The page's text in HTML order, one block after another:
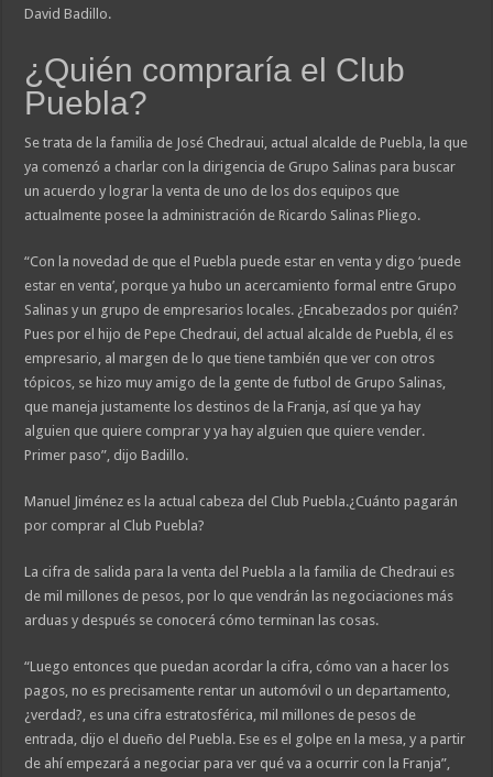
David Badillo.
¿Quién compraría el Club
Puebla?
Se trata de la familia de José Chedraui, actual alcalde de Puebla, la que
ya comenzó a charlar con la dirigencia de Grupo Salinas para buscar
un acuerdo y lograr la venta de uno de los dos equipos que
actualmente posee la administración de Ricardo Salinas Pliego.
“Con la novedad de que el Puebla puede estar en venta y digo ‘puede
estar en venta’, porque ya hubo un acercamiento formal entre Grupo
Salinas y un grupo de empresarios locales. ¿Encabezados por quién?
Pues por el hijo de Pepe Chedraui, del actual alcalde de Puebla, él es
empresario, al margen de lo que tiene también que ver con otros
tópicos, se hizo muy amigo de la gente de futbol de Grupo Salinas,
que maneja justamente los destinos de la Franja, así que ya hay
alguien que quiere comprar y ya hay alguien que quiere vender.
Primer paso”, dijo Badillo.
Manuel Jiménez es la actual cabeza del Club Puebla.¿Cuánto pagarán
por comprar al Club Puebla?
La cifra de salida para la venta del Puebla a la familia de Chedraui es
de mil millones de pesos, por lo que vendrán las negociaciones más
arduas y después se conocerá cómo terminan las cosas.
“Luego entonces que puedan acordar la cifra, cómo van a hacer los
pagos, no es precisamente rentar un automóvil o un departamento,
¿verdad?, es una cifra estratosférica, mil millones de pesos de
entrada, dijo el dueño del Puebla. Ese es el golpe en la mesa, y a partir
de ahí empezará a negociar para ver qué va a ocurrir con la Franja”,